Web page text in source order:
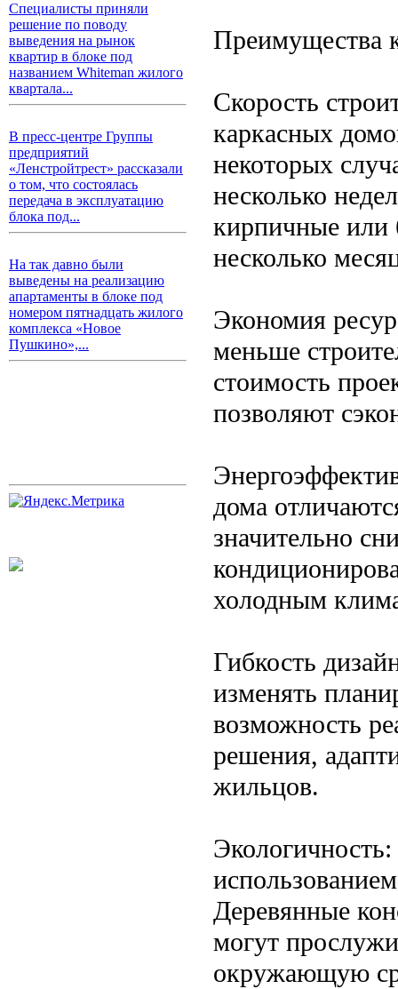
Специалисты приняли
решение по поводу
выведения на рынок
квартир в блоке под
названием Whiteman жилого
квартала...
В пресс-центре Группы
предприятий
«Ленстройтрест» рассказали
о том, что состоялась
передача в эксплуатацию
блока под...
На так давно были
выведены на реализацию
апартаменты в блоке под
номером пятнадцать жилого
комплекса «Новое
Пушкино»,...
Преимущества
Скорость
каркасных
некоторых
несколько
кирпичные или
несколько
Экономия
меньше
стоимость
позволяют
дома
значительно
холодным
Гибкость
изменять
возможность
решения,
жильцов.
Деревянные
могут
окружающую